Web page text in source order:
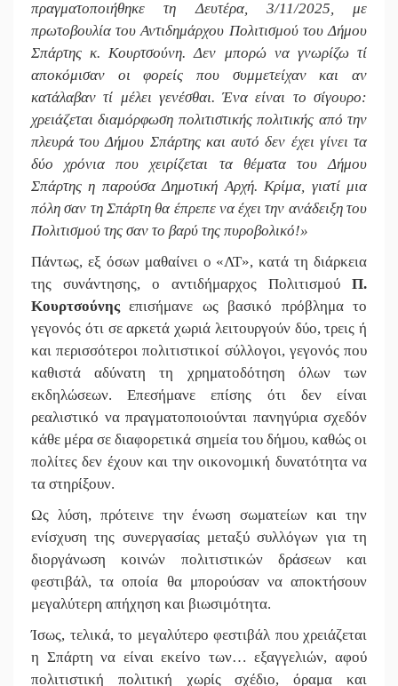
πραγματοποιήθηκε τη Δευτέρα, 3/11/2025, με
πρωτοβουλία του Αντιδημάρχου Πολιτισμού του Δήμου
Σπάρτης κ. Κουρτσούνη. Δεν μπορώ να γνωρίζω τί
αποκόμισαν οι φορείς που συμμετείχαν και αν
κατάλαβαν τί μέλει γενέσθαι. Ένα είναι το σίγουρο:
χρειάζεται διαμόρφωση πολιτιστικής πολιτικής από την
πλευρά του Δήμου Σπάρτης και αυτό δεν έχει γίνει τα
δύο χρόνια που χειρίζεται τα θέματα του Δήμου
Σπάρτης η παρούσα Δημοτική Αρχή. Κρίμα, γιατί μια
πόλη σαν τη Σπάρτη θα έπρεπε να έχει την ανάδειξη του
Πολιτισμού της σαν το βαρύ της πυροβολικό!»
Πάντως, εξ όσων μαθαίνει ο «ΛΤ»,κατά τη διάρκεια
της συνάντησης, ο αντιδήμαρχος Πολιτισμού Π.
Κουρτσούνηςεπισήμανε ως βασικό πρόβλημα το
γεγονός ότι σε αρκετά χωριά λειτουργούν δύο, τρεις ή
και περισσότεροι πολιτιστικοί σύλλογοι, γεγονός που
καθιστά αδύνατη τη χρηματοδότηση όλων των
εκδηλώσεων. Επεσήμανε επίσης ότι δεν είναι
ρεαλιστικό να πραγματοποιούνται πανηγύρια σχεδόν
κάθε μέρα σε διαφορετικά σημεία του δήμου, καθώς οι
πολίτες δεν έχουν και την οικονομική δυνατότητα να
τα στηρίξουν.
Ως λύση, πρότεινε την ένωση σωματείων και την
ενίσχυση της συνεργασίας μεταξύ συλλόγων για τη
διοργάνωση κοινών πολιτιστικών δράσεων και
φεστιβάλ, τα οποία θα μπορούσαν να αποκτήσουν
μεγαλύτερη απήχηση και βιωσιμότητα.
Ίσως, τελικά, το μεγαλύτερο φεστιβάλ που χρειάζεται
η Σπάρτη να είναι εκείνο των… εξαγγελιών, αφού
πολιτιστική πολιτική χωρίς σχέδιο, όραμα και